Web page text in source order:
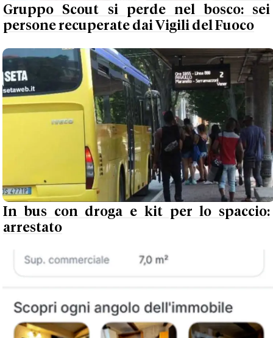
Gruppo Scout si perde nel bosco: sei
persone recuperate dai Vigili del Fuoco
In bus con droga e kit per lo spaccio:
arrestato